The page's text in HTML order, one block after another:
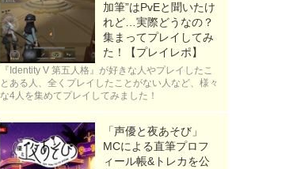
加筆”はPvEと聞いたけ
れど…実際どうなの？
集まってプレイしてみ
た！【プレイレポ】
『Identity V 第五人格』が好きな人やプレイしたこ
とある人、全くプレイしたことがない人など、様々
な4人を集めてプレイしてみました！
「声優と夜あそび」
MCによる直筆プロフ
ィール帳&トレカを公